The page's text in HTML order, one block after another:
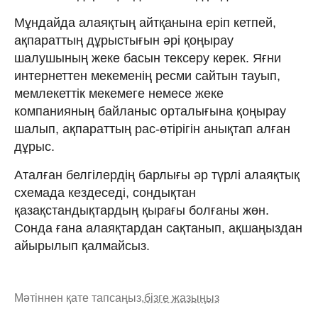
Мұндайда алаяқтың айтқанына еріп кетпей,
ақпараттың дұрыстығын әрі қоңырау
шалушының жеке басын тексеру керек. Яғни
интернеттен мекеменің ресми сайтын тауып,
мемлекеттік мекемеге немесе жеке
компанияның байланыс орталығына қоңырау
шалып, ақпараттың рас-өтірігін анықтап алған
дұрыс.
Аталған белгілердің барлығы әр түрлі алаяқтық
схемада кездеседі, сондықтан
қазақстандықтардың қырағы болғаны жөн.
Сонда ғана алаяқтардан сақтанып, ақшаңыздан
айырылып қалмайсыз.
Мәтіннен қате тапсаңыз,бізге жазыңыз